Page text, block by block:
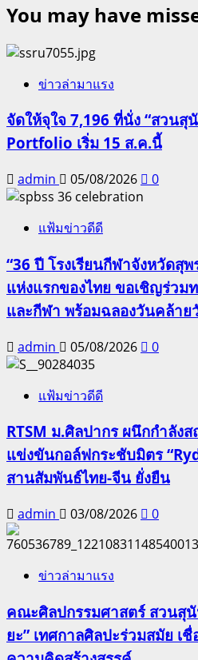
You may have
ข่าวล่ามาแรง
จัดให้จุใจ 7,196 ที่นั่ง “สวนสุ
Portfolio เริ่ม 15 ส.ค.นี้
admin 05/08/2026 0
แฟ้มข่าวดีดี
“36 ปี โรงเรียนกีฬาจังหวัดสุ
แห่งแรกของไทย ขอเชิญร่วม
และกีฬา พร้อมฉลองวันคล้า
admin 05/08/2026 0
แฟ้มข่าวดีดี
RTSM ม.ศิลปากร ผนึกกำลัง
แข่งขันกอล์ฟกระชับมิตร
สานสัมพันธ์ไทย-จีน ยั่งยืน
admin 03/08/2026 0
ข่าวล่ามาแรง
คณะศิลปกรรมศาสตร์ สวนสุ
ยะ” เทศกาลศิลปะร่วมสมัย เ